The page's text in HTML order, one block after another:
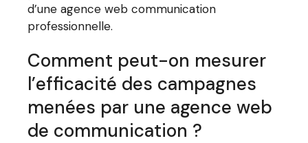
d’une agence web communication
professionnelle.
Comment peut-on mesurer
l’efficacité des campagnes
menées par une agence web
de communication ?